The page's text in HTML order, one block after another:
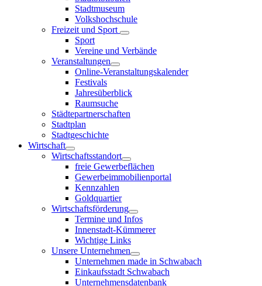
Stadtmuseum
Volkshochschule
Freizeit und Sport
Sport
Vereine und Verbände
Veranstaltungen
Online-Veranstaltungskalender
Festivals
Jahresüberblick
Raumsuche
Städtepartnerschaften
Stadtplan
Stadtgeschichte
Wirtschaft
Wirtschaftsstandort
freie Gewerbeflächen
Gewerbeimmobilienportal
Kennzahlen
Goldquartier
Wirtschaftsförderung
Termine und Infos
Innenstadt-Kümmerer
Wichtige Links
Unsere Unternehmen
Unternehmen made in Schwabach
Einkaufsstadt Schwabach
Unternehmensdatenbank